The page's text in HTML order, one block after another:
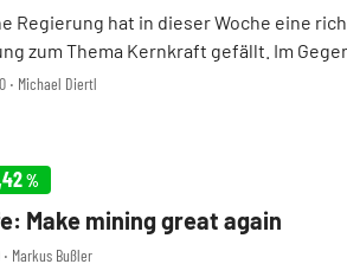
‧ Michael Diertl
Regierung hat in dieser Woche eine
zum Thema Kernkraft gefällt. Im
will man den Ausbau der Atomenergie
%
‧ Markus Bußler
Make mining great again